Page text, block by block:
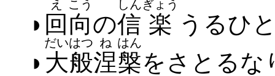
◗ 回
え
向
こう
の信
しん
楽
ぎょう
うる​ひ
◗ 大
だい
般
はつ
涅
ね
槃
はん
を​さとる​な